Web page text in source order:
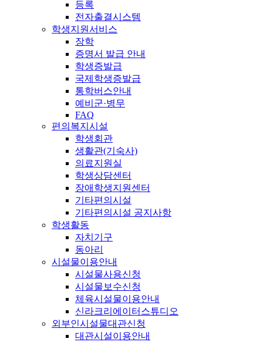
등록
전자출결시스템
학생지원서비스
장학
증명서 발급 안내
학생증발급
국제학생증발급
통학버스안내
예비군·병무
FAQ
편의복지시설
학생회관
생활관(기숙사)
의료지원실
학생상담센터
장애학생지원센터
기타편의시설
기타편의시설 공지사항
학생활동
자치기구
동아리
시설물이용안내
시설물사용신청
시설물보수신청
체육시설물이용안내
신라크리에이터스튜디오
외부인시설물대관신청
대관시설이용안내